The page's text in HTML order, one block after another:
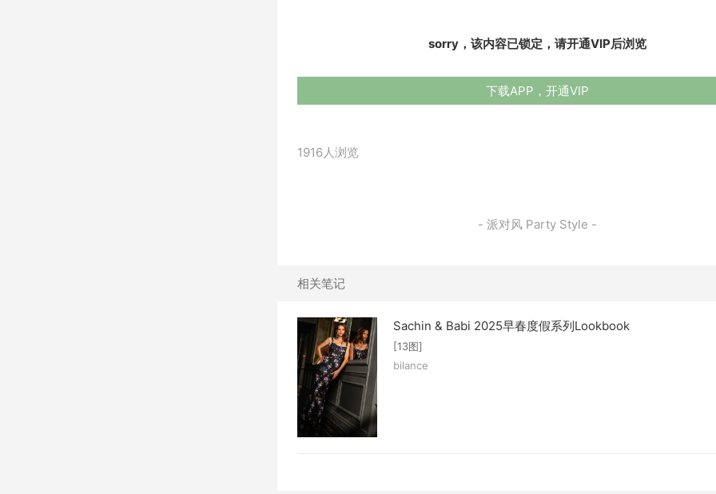
sorry，该内容已锁定，请开通VIP后浏览
下载APP，开通VIP
1916人浏览
- 派对风 Party Style -
相关笔记
Sachin & Babi 2025早春度假系列Lookbook
[13图]
bilance